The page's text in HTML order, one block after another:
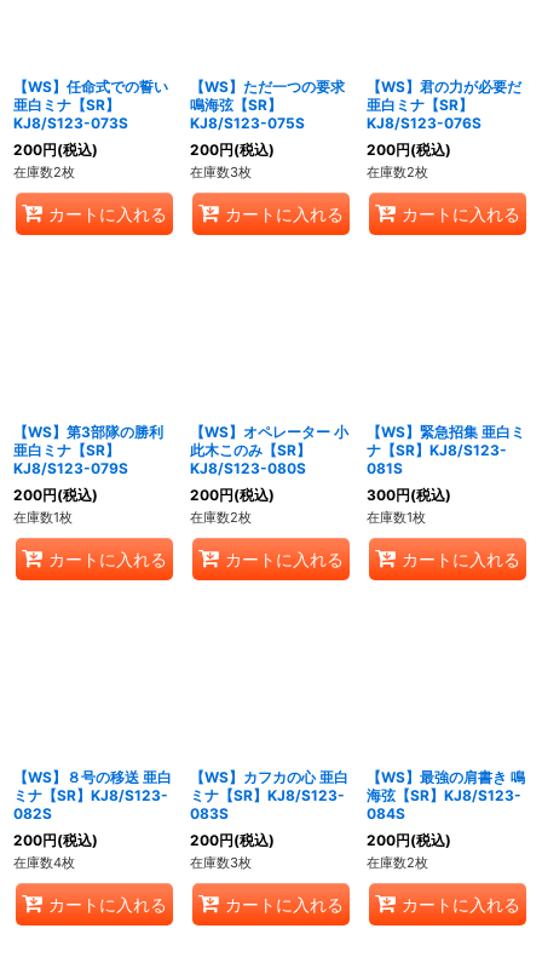
【WS】任命式での誓い
亜白ミナ【SR】
KJ8/S123-073S
200円(税込)
在庫数2枚
カートに入れる
【WS】ただ一つの要求
鳴海弦【SR】
KJ8/S123-075S
200円(税込)
在庫数3枚
カートに入れる
【WS】君の力が必要だ
亜白ミナ【SR】
KJ8/S123-076S
200円(税込)
在庫数2枚
カートに入れる
【WS】第3部隊の勝利
亜白ミナ【SR】
KJ8/S123-079S
200円(税込)
在庫数1枚
カートに入れる
【WS】オペレーター 小
此木このみ【SR】
KJ8/S123-080S
200円(税込)
在庫数2枚
カートに入れる
【WS】緊急招集 亜白ミ
ナ【SR】KJ8/S123-
081S
300円(税込)
在庫数1枚
カートに入れる
【WS】８号の移送 亜白
ミナ【SR】KJ8/S123-
082S
200円(税込)
在庫数4枚
カートに入れる
【WS】カフカの心 亜白
ミナ【SR】KJ8/S123-
083S
200円(税込)
在庫数3枚
カートに入れる
【WS】最強の肩書き 鳴
海弦【SR】KJ8/S123-
084S
200円(税込)
在庫数2枚
カートに入れる